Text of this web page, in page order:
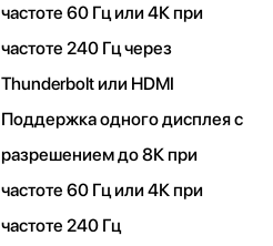
частоте 60 Гц или 4К при
частоте 240 Гц через
Thunderbolt или HDMI
Поддержка одного дисплея с
разрешением до 8К при
частоте 60 Гц или 4К при
частоте 240 Гц